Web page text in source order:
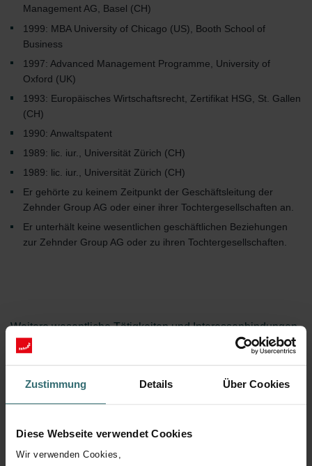
Zustimmung Details Über Cookies
Diese Webseite verwendet Cookies
Wir verwenden Cookies,
Management AG, Basel (CH)
1999: MBA University of Chicago (US), Booth School of
Business
1997: Advanced Management Programme, University of
Oxford (UK)
1993: Europäisches Wirtschaftsrecht, Zertifikat HSG, St. Gallen
(CH)
1990: Anwaltspatent
1989: lic. iur., Universität Zürich (CH)
1989: lic. iur., Universität Zürich (CH)
Er gehörte zu keinem Zeitpunkt der Geschäftsleitung der
Zehnder Group AG oder einer ihrer Tochtergesellschaften an.
Er unterhält keine wesentlichen geschäftlichen Beziehungen
zur Zehnder Group AG oder zu ihren Tochtergesellschaften.
Weitere wesentliche Tätigkeiten und Interessenbindungen
Mitglied des Verwaltungsrats und Vorsitzender des Audit
Mitglied des Verwaltungsrats und Vorsitzender des Audit
Committee der HUBER+SUHNER AG (CH)
Vizepräsident des Verwaltungsrats und Mitglied des Prüfungs-
Vizepräsident des Verwaltungsrats der Immobilien AEW AG